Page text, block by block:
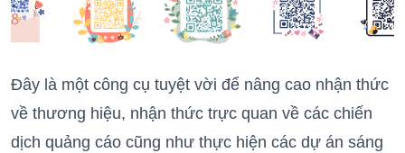
Đây là một công cụ tuyệt vời để nâng cao nhận thức
về thương hiệu, nhận thức trực quan về các chiến
dịch quảng cáo cũng như thực hiện các dự án sáng